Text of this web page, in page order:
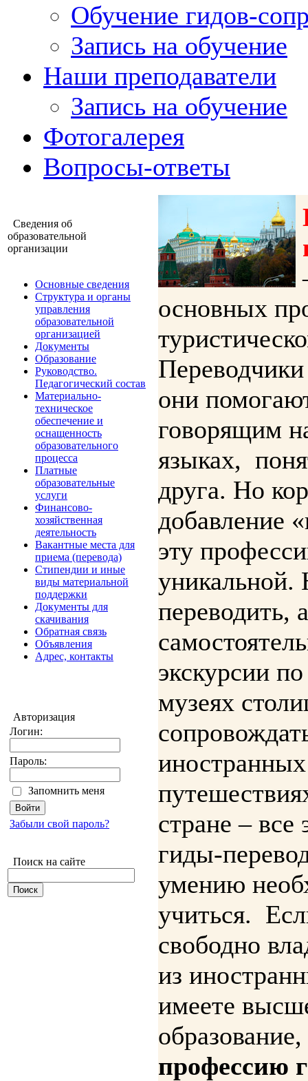
Обучение гидов-
Запись на обучение
Наши преподаватели
Запись на обучение
Фотогалерея
Вопросы-ответы
Сведения об
образовательной
организации
Основные сведения
Структура и органы
управления
образовательной
организацией
Документы
Образование
Руководство.
Педагогический состав
Материально-
техническое
обеспечение и
оснащенность
образовательного
процесса
Платные
образовательные
услуги
Финансово-
хозяйственная
деятельность
Вакантные места для
приема (перевода)
Стипендии и иные
виды материальной
поддержки
Документы для
скачивания
Обратная связь
Объявления
Адрес, контакты
Авторизация
Логин:
Пароль:
Запомнить меня
Забыли свой пароль?
Поиск на сайте
основных
они
говорящим
языках,
друга. Но
добавление
эту
уникальной.
переводить, а
экскурсии
музеях
стране – все
гиды-
умению
учиться.
свободно
из
имеете
профессию